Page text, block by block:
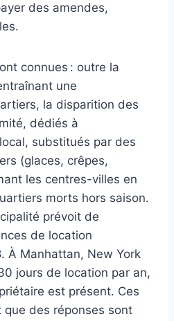
des amendes,
connues : outre la
une
la disparition des
dédiés à
substitués par des
(glaces, crêpes,
les centres-villes en
morts hors saison.
prévoit de
de location
À Manhattan, New York
jours de location par an,
est présent. Ces
des réponses sont